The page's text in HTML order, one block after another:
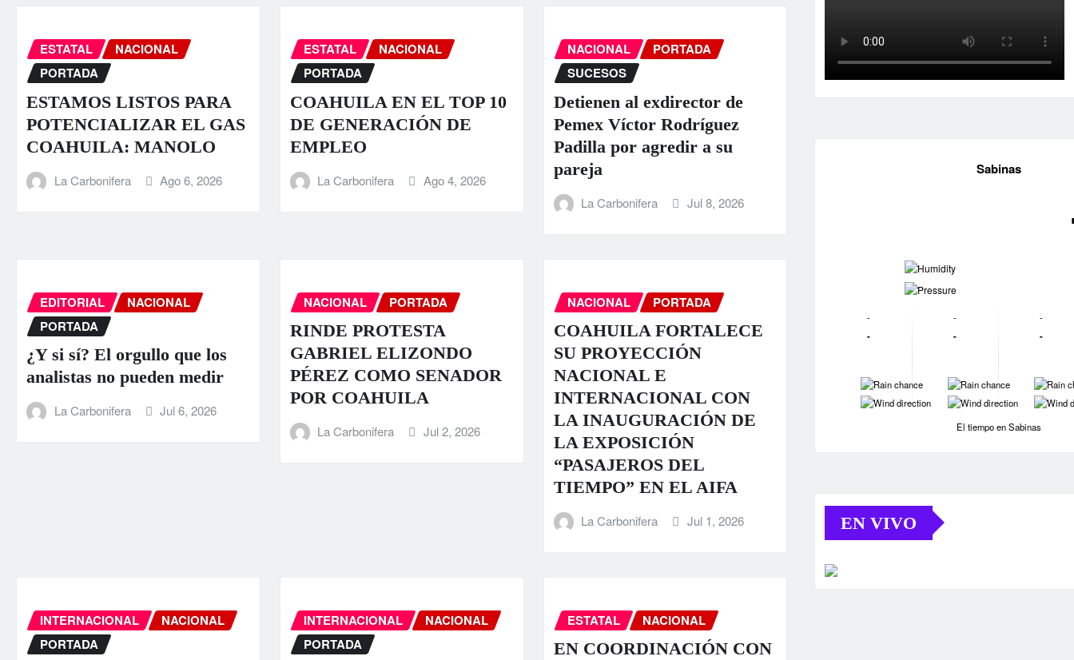
ESTATAL
NACIONAL
PORTADA
ESTAMOS LISTOS PARA
POTENCIALIZAR EL GAS
COAHUILA: MANOLO
La Carbonifera Ago 6, 2026
ESTATAL
NACIONAL
PORTADA
COAHUILA EN EL TOP 10
DE GENERACIÓN DE
EMPLEO
La Carbonifera Ago 4, 2026
NACIONAL
PORTADA
SUCESOS
Detienen al exdirector de
Pemex Víctor Rodríguez
Padilla por agredir a su
pareja
La Carbonifera Jul 8, 2026
EDITORIAL
NACIONAL
PORTADA
¿Y si sí? El orgullo que los
analistas no pueden medir
La Carbonifera Jul 6, 2026
NACIONAL PORTADA
RINDE PROTESTA
GABRIEL ELIZONDO
PÉREZ COMO SENADOR
POR COAHUILA
La Carbonifera Jul 2, 2026
NACIONAL PORTADA
COAHUILA FORTALECE
SU PROYECCIÓN
NACIONAL E
INTERNACIONAL CON
LA INAUGURACIÓN DE
LA EXPOSICIÓN
“PASAJEROS DEL
TIEMPO” EN EL AIFA
La Carbonifera Jul 1, 2026
INTERNACIONAL
NACIONAL
PORTADA
INTERNACIONAL
NACIONAL
PORTADA
ESTATAL NACIONAL
EN COORDINACIÓN CON
Sabinas
-
-
-
-
-
-
-
-
-
-
-
-
-
-
El tiempo en Sabinas
EN VIVO